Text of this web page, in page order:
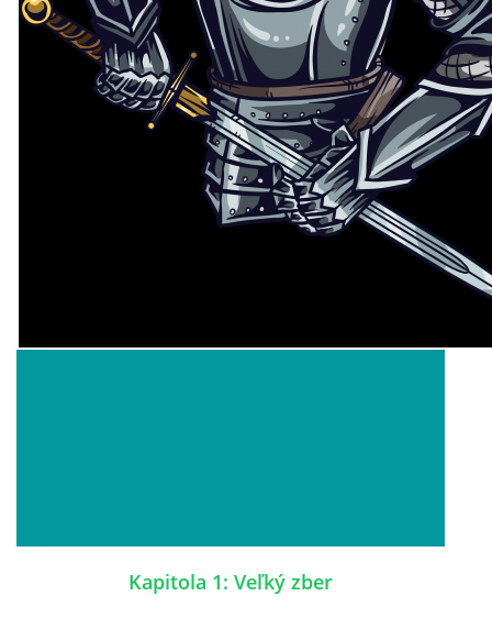
bludicka.cirezlo@gmail.com
Príbehy a poviedky na tejto stránke sú duševným
vlastníctvom autorov. Všetky práva vyhradené.
| WebSlice |Aktualizované 5. 8. 2026
Kapitola 1: Veľký zber